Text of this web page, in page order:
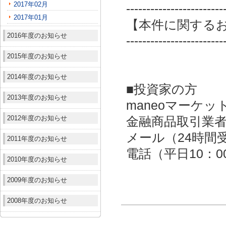
2017年02月
2017年01月
2016年度のお知らせ
2015年度のお知らせ
2014年度のお知らせ
2013年度のお知らせ
2012年度のお知らせ
2011年度のお知らせ
2010年度のお知らせ
2009年度のお知らせ
2008年度のお知らせ
【本件に関する
■投資家の方
maneoマーケッ
金融商品取引業
メール（24時間
電話（平日10：